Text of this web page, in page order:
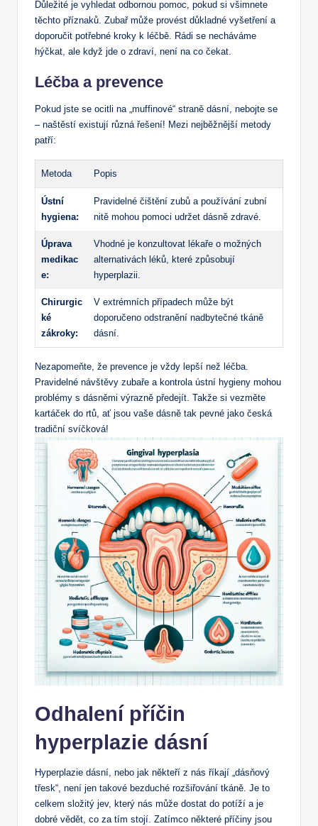
Důležité je vyhledat odbornou pomoc, pokud si všimnete
těchto příznaků. Zubař může provést důkladné vyšetření a
doporučit potřebné kroky k léčbě. Rádi se necháváme
hýčkat, ale když jde o zdraví, není na co čekat.
Léčba a prevence
Pokud jste se ocitli na „muffinové“ straně dásní, nebojte se
– naštěstí existují různá řešení! Mezi nejběžnější metody
patří:
Metoda Popis
Ústní
hygiena:
Pravidelné čištění zubů a používání zubní
nitě mohou pomoci udržet dásně zdravé.
Úprava
medikac
e:
Vhodné je konzultovat lékaře o možných
alternativách léků, které způsobují
hyperplazii.
Chirurgic
ké
zákroky:
V extrémních případech může být
doporučeno odstranění nadbytečné tkáně
dásní.
Nezapomeňte, že prevence je vždy lepší než léčba.
Pravidelné návštěvy zubaře a kontrola ústní hygieny mohou
problémy s dásněmi výrazně předejít. Takže si vezměte
kartáček do rtů, ať jsou vaše dásně tak pevné jako česká
tradiční svíčková!
Odhalení příčin
hyperplazie dásní
Hyperplazie dásní, nebo jak někteří z nás říkají „dásňový
třesk“, není jen takové bezduché rozšiřování tkáně. Je to
celkem složitý jev, který nás může dostat do potíží a je
dobré vědět, co za tím stojí. Zatímco některé příčiny jsou